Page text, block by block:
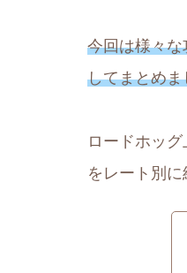
今回は様々
してまとめま
ロードホッ
をレート別に